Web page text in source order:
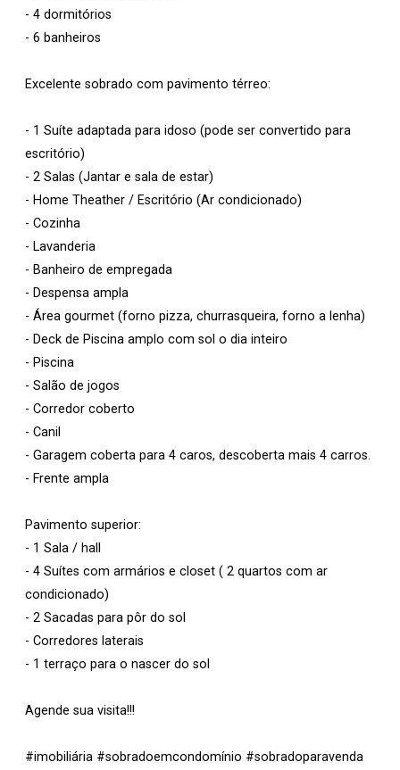
- 4 dormitórios
- 6 banheiros
Excelente sobrado com pavimento térreo:
- 1 Suíte adaptada para idoso (pode ser convertido para
escritório)
- 2 Salas (Jantar e sala de estar)
- Home Theather / Escritório (Ar condicionado)
- Cozinha
- Lavanderia
- Banheiro de empregada
- Despensa ampla
- Área gourmet (forno pizza, churrasqueira, forno a lenha)
- Deck de Piscina amplo com sol o dia inteiro
- Piscina
- Salão de jogos
- Corredor coberto
- Canil
- Garagem coberta para 4 caros, descoberta mais 4 carros.
- Frente ampla
Pavimento superior:
- 1 Sala / hall
- 4 Suítes com armários e closet ( 2 quartos com ar
condicionado)
- 2 Sacadas para pôr do sol
- Corredores laterais
- 1 terraço para o nascer do sol
Agende sua visita!!!
#imobiliária #sobradoemcondomínio #sobradoparavenda